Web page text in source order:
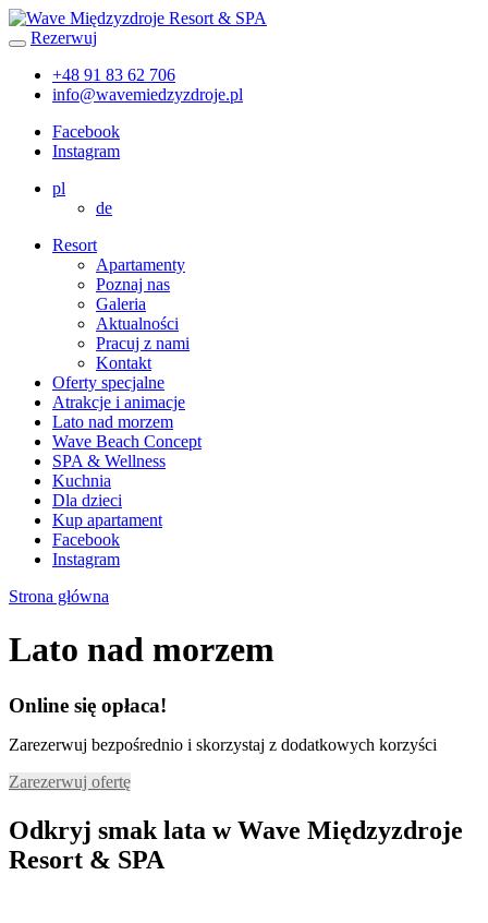
Przejdź
do Rezerwuj
+48 91 83 62 706
info@wavemiedzyzdroje.pl
Facebook
Instagram
pl
de
Resort
Apartamenty
Poznaj nas
Galeria
Aktualności
Pracuj z nami
Kontakt
Oferty specjalne
Atrakcje i animacje
Lato nad morzem
Wave Beach Concept
SPA & Wellness
Kuchnia
Dla dzieci
Kup apartament
Facebook
Instagram
Strona główna
Lato nad morzem
Online się opłaca!
Zarezerwuj bezpośrednio i skorzystaj z dodatkowych korzyści
Zarezerwuj ofertę
Odkryj smak lata w Wave Międzyzdroje
Resort & SPA